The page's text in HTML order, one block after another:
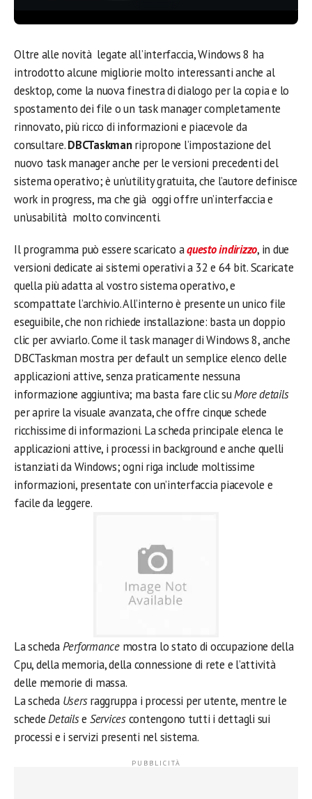
Oltre alle novità legate all’interfaccia, Windows 8 ha
introdotto alcune migliorie molto interessanti anche al
desktop, come la nuova finestra di dialogo per la copia e lo
spostamento dei file o un task manager completamente
rinnovato, più ricco di informazioni e piacevole da
consultare.DBCTaskmanripropone l’impostazione del
nuovo task manager anche per le versioni precedenti del
sistema operativo; è un’utility gratuita, che l’autore definisce
work in progress, ma che già oggi offre un’interfaccia e
un’usabilità molto convincenti.
Il programma può essere scaricato aquesto indirizzo, in due
versioni dedicate ai sistemi operativi a 32 e 64 bit. Scaricate
quella più adatta al vostro sistema operativo, e
scompattate l’archivio. All’interno è presente un unico file
eseguibile, che non richiede installazione: basta un doppio
clic per avviarlo. Come il task manager di Windows 8, anche
DBCTaskman mostra per default un semplice elenco delle
applicazioni attive, senza praticamente nessuna
informazione aggiuntiva; ma basta fare clic suMore details
per aprire la visuale avanzata, che offre cinque schede
ricchissime di informazioni. La scheda principale elenca le
applicazioni attive, i processi in background e anche quelli
istanziati da Windows; ogni riga include moltissime
informazioni, presentate con un’interfaccia piacevole e
facile da leggere.
La schedaPerformance mostra lo stato di occupazione della
Cpu, della memoria, della connessione di rete e l’attività
delle memorie di massa.
La scheda Usersraggruppa i processi per utente, mentre le
schedeDetailse Servicescontengono tutti i dettagli sui
processi e i servizi presenti nel sistema.